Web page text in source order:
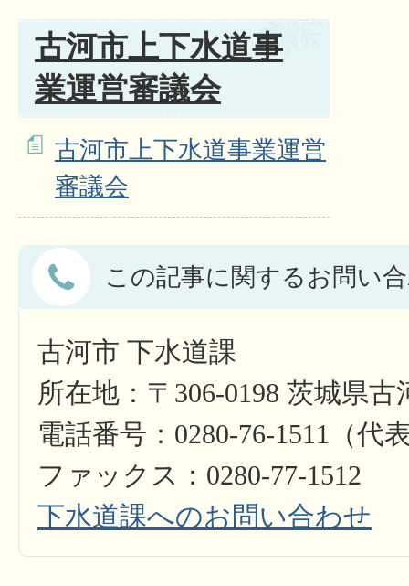
古河市上下水道事
業運営審議会
古河市上下水道事業運営
審議会
この記事に関するお問い
古河市 下水道課
所在地：〒306-0198 茨城県古
電話番号：0280-76-1511（代
ファックス：0280-77-1512
下水道課へのお問い合わせ